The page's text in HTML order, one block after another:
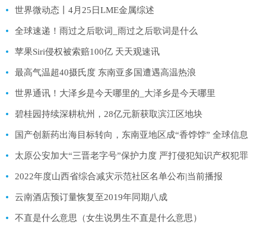
世界微动态丨4月25日LME金属综述
全球速递！雨过之后歌词_雨过之后歌词是什么
苹果Siri侵权被索赔100亿 天天观速讯
最高气温超40摄氏度 东南亚多国遭遇高温热浪
世界通讯！大泽乡是今天哪里的_大泽乡是今天哪里
碧桂园持续深耕杭州，28亿元新获取滨江区地块
国产创新药出海目标转向，东南亚地区成“香饽饽” 全球信息
太原公安加大“三晋老字号”保护力度 严打侵犯知识产权犯罪
2022年度山西省综合减灾示范社区名单公布|当前播报
云南酒店预订量恢复至2019年同期八成
不直是什么意思（女生说男生不直是什么意思）